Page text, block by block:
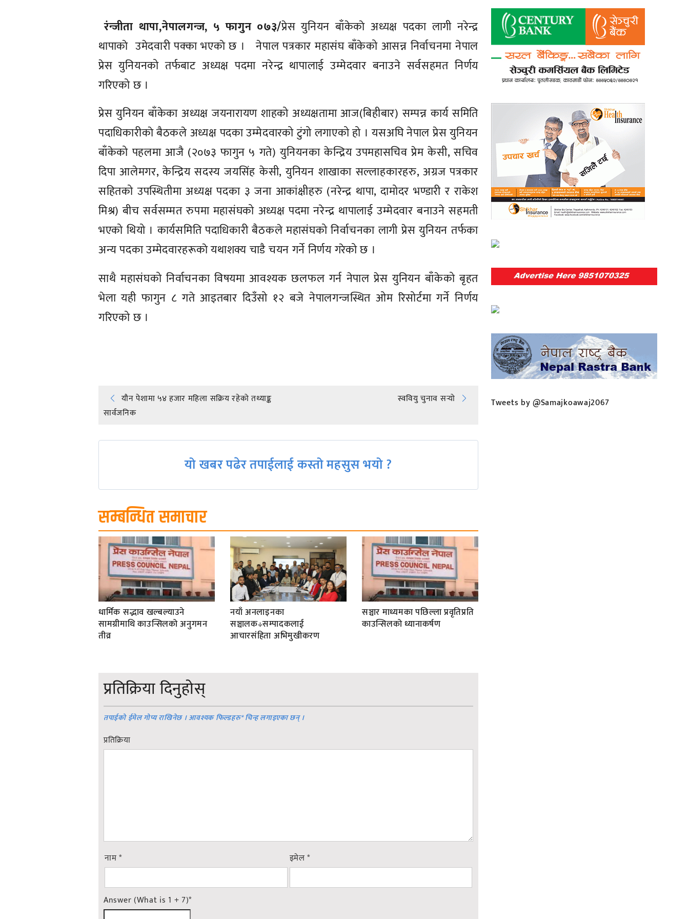
रंन्जीता थापा,नेपालगन्ज, ५ फागुन ०७३/प्रेस युनियन बाँकेकाे अध्यक्ष पदका लागी नरेन्द्र
थापाकाे उमेदवारी पक्का भएकाे छ । नेपाल पत्रकार महासंघ बाँकेको आसन्न निर्वाचनमा नेपाल
प्रेस युनियनको तर्फबाट अध्यक्ष पदमा नरेन्द्र थापालाई उम्मेदवार बनाउने सर्वसहमत निर्णय
गरिएको छ ।
प्रेस युनियन बाँकेका अध्यक्ष जयनारायण शाहको अध्यक्षतामा आज(बिहीबार) सम्पन्न कार्य समिति
पदाधिकारीकाे बैठकले अध्यक्ष पदका उम्मेदवारको टुंगो लगाएको हो । यसअघि नेपाल प्रेस युनियन
बाँकेको पहलमा आजै (२०७३ फागुन ५ गते) युनियनका केन्द्रिय उपमहासचिव प्रेम केसी, सचिव
दिपा आलेमगर, केन्द्रिय सदस्य जयसिंह केसी, युनियन शाखाका सल्लाहकारहरु, अग्रज पत्रकार
सहितको उपस्थितीमा अध्यक्ष पदका ३ जना आकांक्षीहरु (नरेन्द्र थापा, दामोदर भण्डारी र राकेश
मिश्र) बीच सर्वसम्मत रुपमा महासंघको अध्यक्ष पदमा नरेन्द्र थापालाई उम्मेदवार बनाउने सहमती
भएको थियो । कार्यसमिति पदाधिकारी बैठकले महासंघको निर्वाचनका लागी प्रेस युनियन तर्फका
अन्य पदका उम्मेदवारहरूकाे यथाशक्य चाडै चयन गर्ने निर्णय गरेको छ ।
साथै महासंघको निर्वाचनका विषयमा आवश्यक छलफल गर्न नेपाल प्रेस युनियन बाँकेको बृहत
भेला यही फागुन ८ गते आइतबार दिउँसो १२ बजे नेपालगन्जस्थित ओम रिसोर्टमा गर्ने निर्णय
गरिएको छ ।
Post
navigation
यौन पेशामा ५४ हजार महिला सक्रिय रहेको तथ्याङ्क
सार्वजनिक
स्ववियु चुनाव सर्‍यो
यो खबर पढेर तपाईलाई कस्तो महसुस भयो ?
सम्बन्धित समाचार
धार्मिक सद्भाव खल्बल्याउने
सामग्रीमाथि काउन्सिलको अनुगमन
तीव्र
नयाँ अनलाइनका
सञ्चालक÷सम्पादकलाई
आचारसंहिता अभिमुखीकरण
सञ्चार माध्यमका पछिल्ला प्रवृतिप्रति
काउन्सिलको ध्यानाकर्षण
प्रतिक्रिया दिनुहोस्
तपाईको ईमेल गोप्य राखिनेछ । आवश्यक फिल्डहरु*चिन्ह लगाइएका छन् ।
प्रतिक्रिया
नाम* इमेल*
Answer (What is 1 + 7)*
Tweets by @Samajkoawaj2067